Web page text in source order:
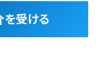
を受ける